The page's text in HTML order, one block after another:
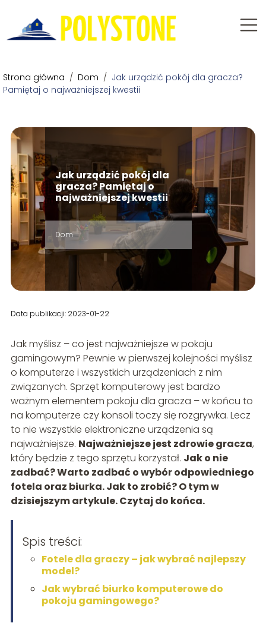
Strona główna / Dom / Jak urządzić pokój dla gracza?
Pamiętaj o najważniejszej kwestii
Jak urządzić pokój dla
gracza? Pamiętaj o
najważniejszej kwestii
Dom
Data publikacji: 2023-01-22
Jak myślisz – co jest najważniejsze w pokoju
gamingowym? Pewnie w pierwszej kolejności myślisz
o komputerze i wszystkich urządzeniach z nim
związanych. Sprzęt komputerowy jest bardzo
ważnym elementem pokoju dla gracza – w końcu to
na komputerze czy konsoli toczy się rozgrywka. Lecz
to nie wszystkie elektroniczne urządzenia są
najważniejsze. Najważniejsze jest zdrowie gracza,
który będzie z tego sprzętu korzystał. Jak o nie
zadbać? Warto zadbać o wybór odpowiedniego
fotela oraz biurka. Jak to zrobić? O tym w
dzisiejszym artykule. Czytaj do końca.
Spis treści:
Fotele dla graczy – jak wybrać najlepszy
model?
Jak wybrać biurko komputerowe do
pokoju gamingowego?